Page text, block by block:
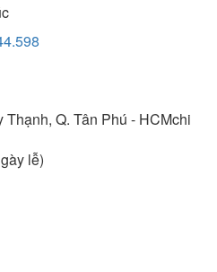
Thạnh, Q. Tân Phú - HCMchi
lễ)